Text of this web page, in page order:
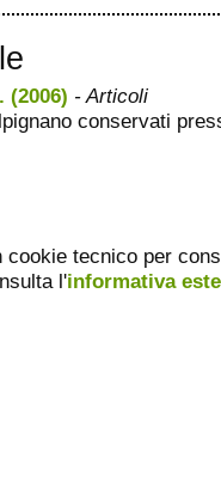
(2006) - Articoli
conservati
tecnico per
l'informativa